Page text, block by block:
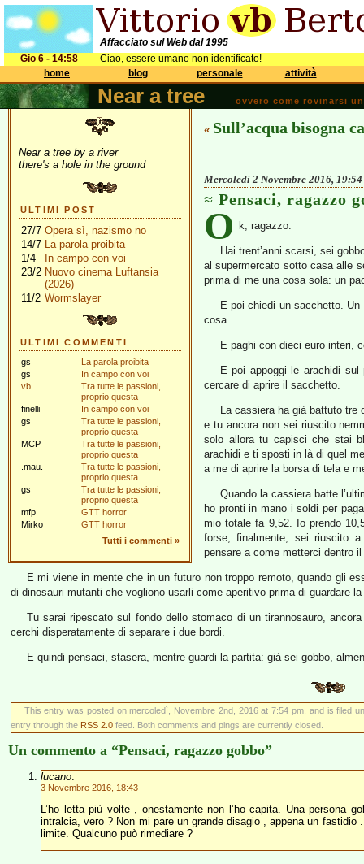
Affacciato sul Web dal 1995
Gio 6 - 14:58
Ciao, essere umano non identificato!
home
blog personale attività
Near a tree ovvero come rovinarsi
Near a tree by a river
there's a hole in the ground
ULTIMI POST
27/7 Opera sì, nazismo no
14/7 La parola proibita
1/4
In campo con voi
23/2 Nuovo cinema Luftansia
(2026)
11/2 Wormslayer
ULTIMI COMMENTI
gs
La parola proibita
gs
In campo con voi
vb
Tra tutte le passioni,
proprio questa
finelli
In campo con voi
gs
Tra tutte le passioni,
proprio questa
MCP
Tra tutte le passioni,
proprio questa
.mau.
Tra tutte le passioni,
proprio questa
gs
Tra tutte le passioni,
proprio questa
mfp
GTT horror
Mirko
GTT horror
Tutti i commenti »
« Sull’acqua bisogna
Mercoledì 2 Novembre 2016, 19:54
Pensaci, ragazzo
O k, ragazzo.
Hai trent’anni scarsi, sei
al supermercato sotto casa alle
prima di me una cosa sola: un
E poi chiedi un sacchetto.
cosa.
E paghi con dieci euro interi,
E poi appoggi le arachidi
cercare di aprire il sacchetto.
La cassiera ha già battuto
e tu ancora non sei riuscito
solo allora tu capisci che stai
arachidi e ti sposti in là di quel
a me di aprire la borsa di tela e
Quando la cassiera batte
ho pronti in mano i soldi per
mio totale fa 9,52. Io prendo
forse, finalmente, sei riuscito
pensare a come metterci dentro
E mi viene in mente che in un futuro non troppo remoto, quando gli
di dinosauri mutanti che vogliono usarli come aperitivo prima di guardare
Tu sarai ripescato sul fondo dello stomaco di un tirannosauro,
cerchi disperatamente di separare i due bordi.
E quindi pensaci, stasera, mentre guardi la partita: già sei gobbo,
This entry was posted on mercoledì, Novembre 2nd, 2016 at 7:54 pm, and is filed
entry through the RSS 2.0 feed. Both comments and pings are currently closed.
Un commento a “Pensaci, ragazzo gobbo”
lucano:
3 Novembre 2016, 18:43
L’ho letta più volte , onestamente non l’ho capita. Una persona
intralcia, vero ? Non mi pare un grande disagio , appena un
limite. Qualcuno può rimediare ?